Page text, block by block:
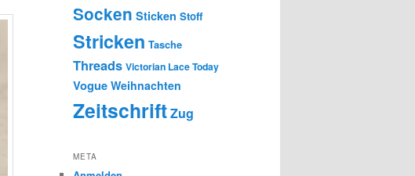
Socken Sticken Stoff
Stricken Tasche
Threads Victorian Lace Today
Vogue Weihnachten
ZeitschriftZug
META